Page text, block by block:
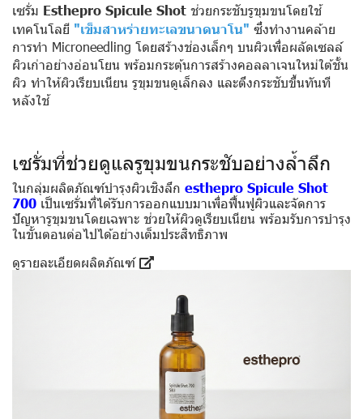
เซรั่ม Esthepro Spicule Shot ช่วยกระชับรูขุมขนโดยใช้
เทคโนโลยี "เข็มสาหร่ายทะเลขนาดนาโน" ซึ่งทำงานคล้าย
การทำ Microneedling โดยสร้างช่องเล็กๆ บนผิวเพื่อผลัดเซลล์
ผิวเก่าอย่างอ่อนโยน พร้อมกระตุ้นการสร้างคอลลาเจนใหม่ใต้ชั้น
ผิว ทำให้ผิวเรียบเนียน รูขุมขนดูเล็กลง และตึงกระชับขึ้นทันที
หลังใช้
เซรั่มที่ช่วยดูแลรูขุมขนกระชับอย่างล้ำลึก
ในกลุ่มผลิตภัณฑ์บำรุงผิวเชิงลึก esthepro Spicule Shot
700 เป็นเซรั่มที่ได้รับการออกแบบมาเพื่อฟื้นฟูผิวและจัดการ
ปัญหารูขุมขนโดยเฉพาะ ช่วยให้ผิวดูเรียบเนียน พร้อมรับการบำรุง
ในขั้นตอนต่อไปได้อย่างเต็มประสิทธิภาพ
ดูรายละเอียดผลิตภัณฑ์